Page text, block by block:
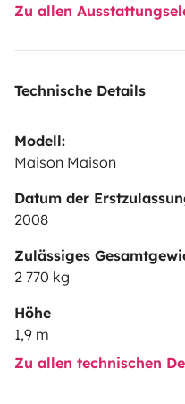
Zu allen
Technische Details
Modell:
Maison Maison
Datum der
2008
Zulässiges
2 770 kg
Höhe
1,9 m
Zu allen technischen